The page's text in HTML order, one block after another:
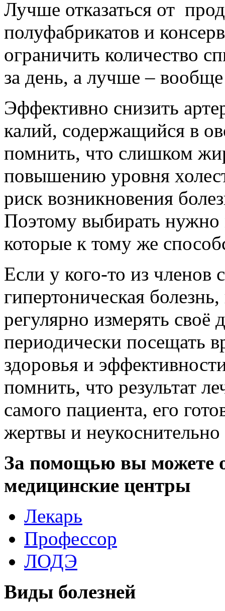
Лучше отказаться от
полуфабрикатов и
ограничить количество
за день, а лучше – вообще
Эффективно снизить
калий, содержащийся в
помнить, что слишком
повышению уровня
риск возникновения
Поэтому выбирать
которые к тому же
Если у кого-то из членов
гипертоническая
регулярно измерять своё
периодически посещать
здоровья и
помнить, что результат
самого пациента, его
жертвы и
За помощью вы можете
медицинские центры
Лекарь
Профессор
ЛОДЭ
Виды болезней